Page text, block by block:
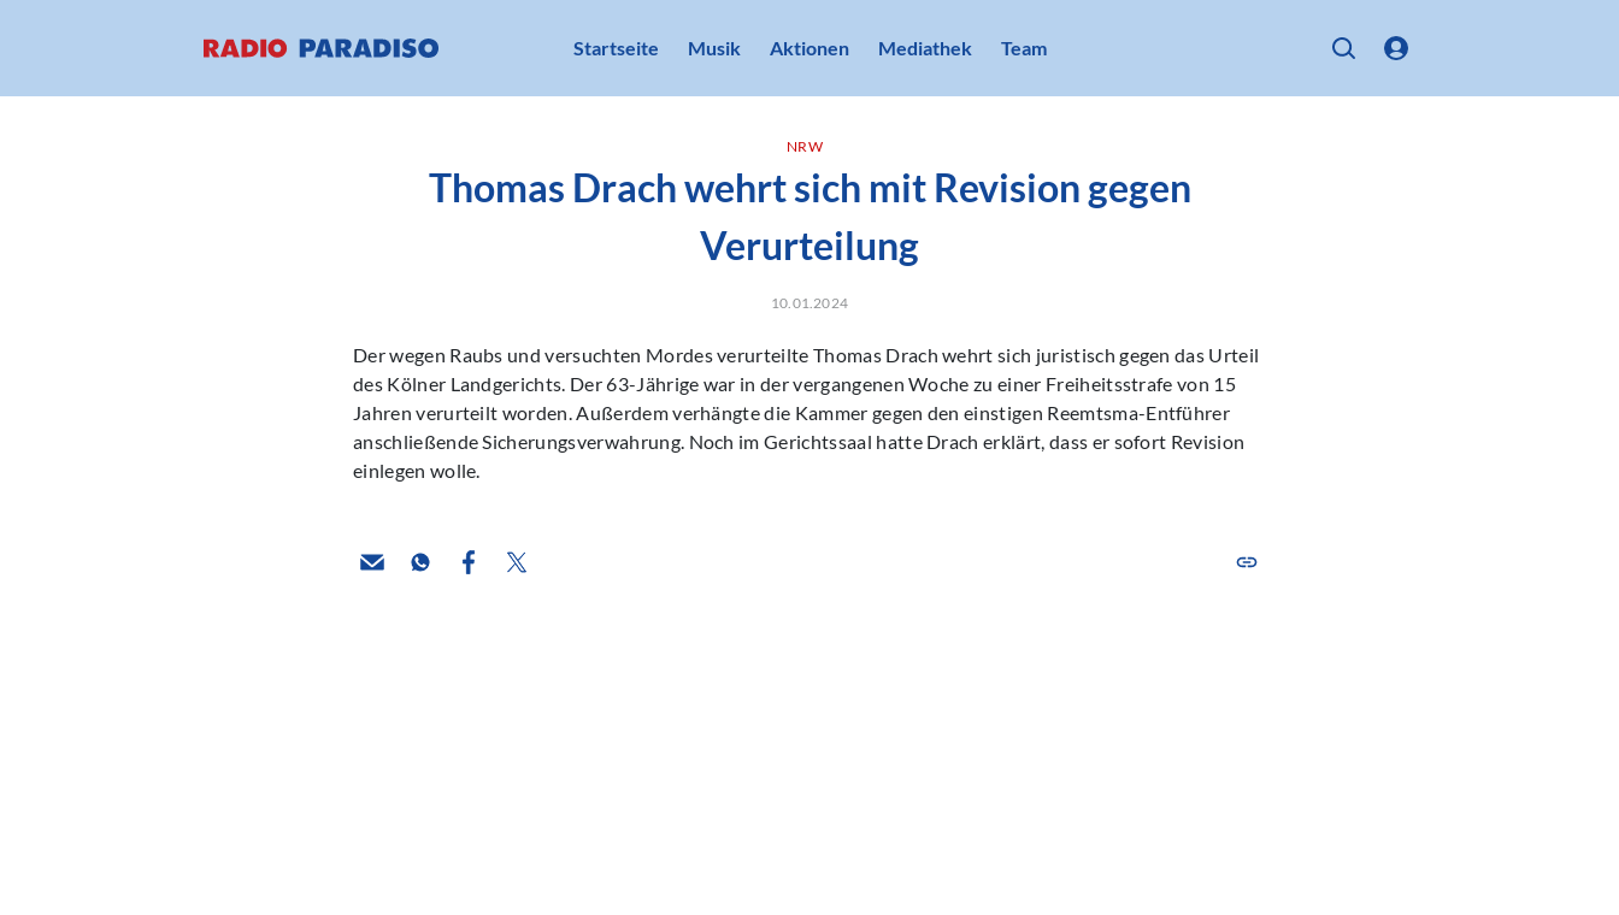
Startseite Musik Aktionen Mediathek Team
NRW
Thomas Drach wehrt sich mit Revision gegen
Verurteilung
10.01.2024
Der wegen Raubs und versuchten Mordes verurteilte Thomas Drach wehrt sich juristisch gegen das Urteil
des Kölner Landgerichts. Der 63-Jährige war in der vergangenen Woche zu einer Freiheitsstrafe von 15
Jahren verurteilt worden. Außerdem verhängte die Kammer gegen den einstigen Reemtsma-Entführer
anschließende Sicherungsverwahrung. Noch im Gerichtssaal hatte Drach erklärt, dass er sofort Revision
einlegen wolle.